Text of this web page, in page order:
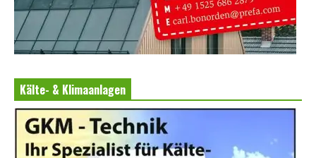
Kälte- & Klimaanlagen